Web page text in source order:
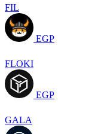
FIL
EGP
FLOKI
EGP
GALA